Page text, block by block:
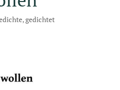
,gedichtet